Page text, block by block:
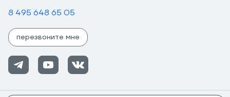
8 495 648 65 05
перезвоните мне